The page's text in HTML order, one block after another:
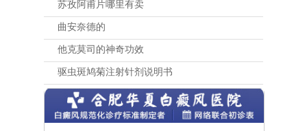
苏孜阿甫片哪里有卖
曲安奈德的
他克莫司的神奇功效
驱虫斑鸠菊注射针剂说明书